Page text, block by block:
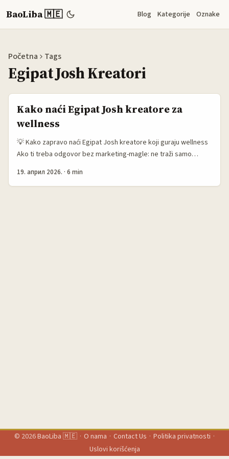
BaoLiba 🇲🇪 Blog Kategorije Oznake
Početna Tags
Egipat Josh Kreatori
Kako naći Egipat Josh kreatore za
wellness
💡 Kako zapravo naći Egipat Josh kreatore koji guraju wellness
Ako ti treba odgovor bez marketing-magle: ne traži samo
navike koje želiš da prodaš. Tu je caka. Brendovi danas ne
19. април 2026. · 6 min
© 2026BaoLiba 🇲🇪 · O nama · Contact Us · Politika privatnosti ·
Uslovi korišćenja